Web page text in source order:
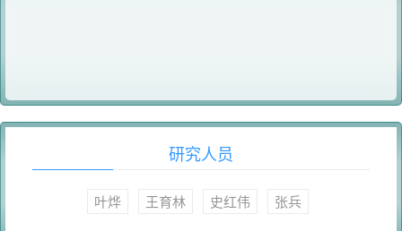
研究人员
叶烨 王育林 史红伟 张兵